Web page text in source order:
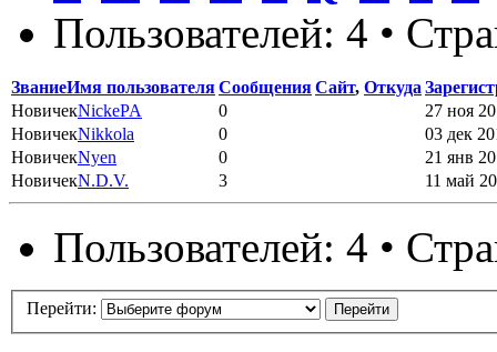
Пользователей: 4 •
ЗваниеИмя пользователяСообщенияСайт, Откуда
НовичекNickePA 0
27 ноя
НовичекNikkola 0
03 дек
НовичекNyen 0
21 янв
НовичекN.D.V. 3 11 май
Пользователей: 4 •
Перейти: